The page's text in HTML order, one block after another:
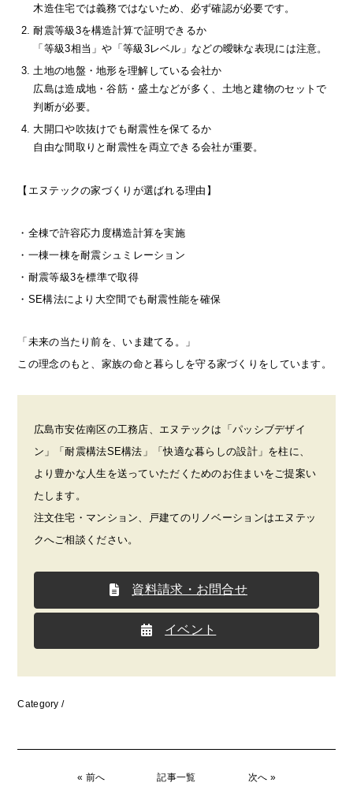
木造住宅では義務ではないため、必ず確認が必要です。
耐震等級3を構造計算で証明できるか
「等級3相当」や「等級3レベル」などの曖昧な表現には注意。
土地の地盤・地形を理解している会社か
広島は造成地・谷筋・盛土などが多く、土地と建物のセットで
判断が必要。
大開口や吹抜けでも耐震性を保てるか
自由な間取りと耐震性を両立できる会社が重要。
【エヌテックの家づくりが選ばれる理由】
・全棟で許容応力度構造計算を実施
・一棟一棟を耐震シュミレーション
・耐震等級3を標準で取得
・SE構法により大空間でも耐震性能を確保
「未来の当たり前を、いま建てる。」
この理念のもと、家族の命と暮らしを守る家づくりをしています。
広島市安佐南区の工務店、エヌテックは「パッシブデザイ
ン」「耐震構法SE構法」「快適な暮らしの設計」を柱に、
より豊かな人生を送っていただくためのお住まいをご提案い
たします。
注文住宅・マンション、戸建てのリノベーションはエヌテッ
クへご相談ください。
資料請求・お問合せ
イベント
Category /
« 前へ 記事一覧 次へ »